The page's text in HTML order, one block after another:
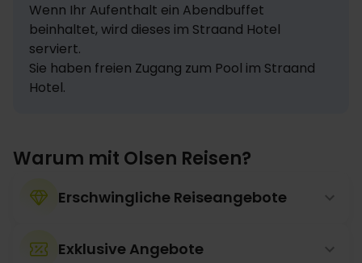
Wenn Ihr Aufenthalt ein Abendbuffet
beinhaltet, wird dieses im Straand Hotel
serviert.
Sie haben freien Zugang zum Pool im Straand
Hotel.
Warum mit Olsen Reisen?
Erschwingliche Reiseangebote
Exklusive Angebote